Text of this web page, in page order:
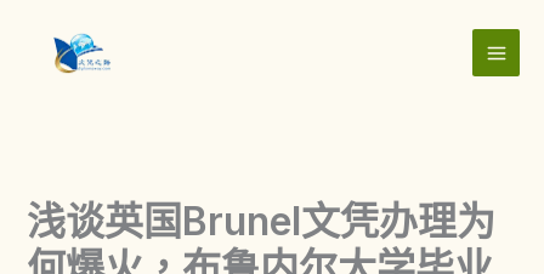
content
浅谈英国Brunel文凭办理为